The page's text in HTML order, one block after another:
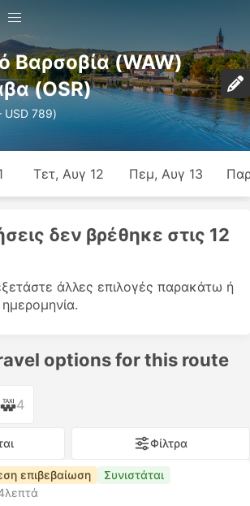
Βαρσοβία (WAW)
(OSR)
USD 789)
Τετ, Αυγ 12 Πεμ, Αυγ 13
δεν βρέθηκε στις 12
άλλες επιλογές παρακάτω ή
options for this route
4
Φίλτρα
επιβεβαίωση Συνιστάται